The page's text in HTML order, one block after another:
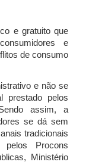
e gratuito que
e
de consumo
e não se
prestado pelos
assim, a
se dá sem
tradicionais
Procons
Ministério